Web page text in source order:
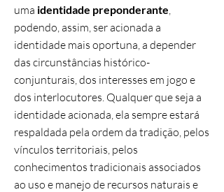
uma identidade preponderante,
podendo, assim, ser acionada a
identidade mais oportuna, a depender
das circunstâncias histórico-
conjunturais, dos interesses em jogo e
dos interlocutores. Qualquer que seja a
identidade acionada, ela sempre estará
respaldada pela ordem da tradição, pelos
vínculos territoriais, pelos
conhecimentos tradicionais associados
ao uso e manejo de recursos naturais e